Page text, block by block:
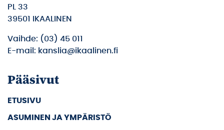
PL 33
39501 IKAALINEN
Vaihde: (03) 45 011
E-mail: kanslia@ikaalinen.fi
Pääsivut
ETUSIVU
ASUMINEN JA YMPÄRISTÖ